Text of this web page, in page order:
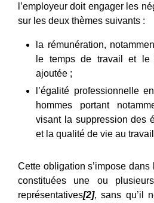
l’employeur doit engager les
sur les deux thèmes suivants :
la rémunération,
le temps de travail et
ajoutée ;
l’égalité professionnelle
hommes portant
visant la suppression des
et la qualité de vie au
Cette obligation s’impose
constituées une ou
représentatives[2], sans qu’il